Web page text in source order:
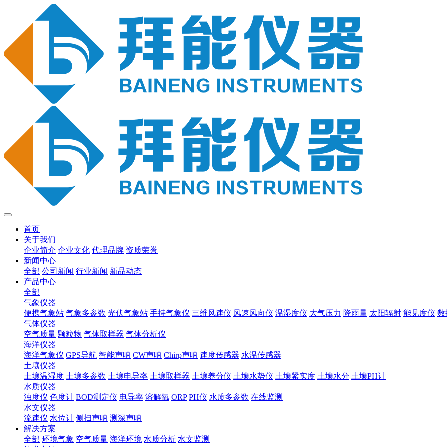
首页
关于我们
企业简介 企业文化 代理品牌 资质荣誉
新闻中心
全部 公司新闻 行业新闻 新品动态
产品中心
全部
气象仪器
便携气象站 气象多参数 光伏气象站 手持气象仪 三维风速仪 风速风向仪 温湿度仪 大气压力 降雨量 太阳辐射 能见度仪 数
气体仪器
空气质量 颗粒物 气体取样器 气体分析仪
海洋仪器
海洋气象仪 GPS导航 智能声呐 CW声呐 Chirp声呐 速度传感器 水温传感器
土壤仪器
土壤温湿度 土壤多参数 土壤电导率 土壤取样器 土壤养分仪 土壤水势仪 土壤紧实度 土壤水分 土壤PH计
水质仪器
浊度仪 色度计 BOD测定仪 电导率 溶解氧 ORP PH仪 水质多参数 在线监测
水文仪器
流速仪 水位计 侧扫声呐 测深声呐
解决方案
全部 环境气象 空气质量 海洋环境 水质分析 水文监测